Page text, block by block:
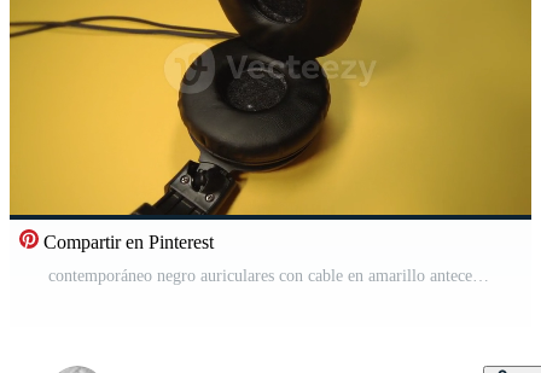
Compartir en Pinterest
contemporáneo negro auriculares con cable en amarillo antecedentes Vídeo Pro